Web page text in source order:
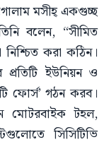
মসীহ্ একগুচ্ছ
বলেন, “সীমিত
করা কঠিন।
ইউনিয়ন ও
ফোর্স’ গঠন করব।
মোটরবাইক টহল,
সিসিটিভি